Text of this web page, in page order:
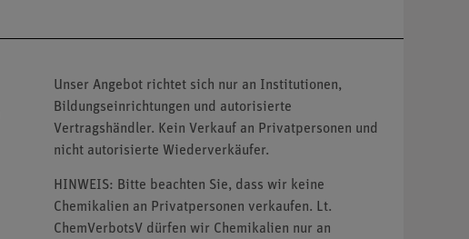
Unser Angebot richtet sich nur an Institutionen,
Bildungseinrichtungen und autorisierte
Vertragshändler. Kein Verkauf an Privatpersonen und
nicht autorisierte Wiederverkäufer.
HINWEIS: Bitte beachten Sie, dass wir keine
Chemikalien an Privatpersonen verkaufen. Lt.
ChemVerbotsV dürfen wir Chemikalien nur an